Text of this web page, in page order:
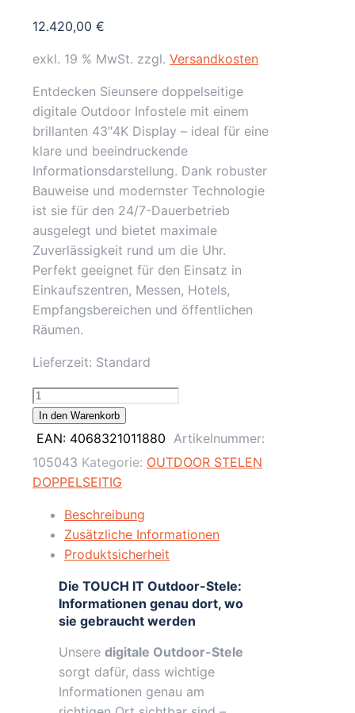
12.420,00 €
exkl. 19 % MwSt. zzgl. Versandkosten
Entdecken Sieunsere doppelseitige
digitale Outdoor Infostele mit einem
brillanten 43″4K Display – ideal für eine
klare und beeindruckende
Informationsdarstellung. Dank robuster
Bauweise und modernster Technologie
ist sie für den 24/7-Dauerbetrieb
ausgelegt und bietet maximale
Zuverlässigkeit rund um die Uhr.
Perfekt geeignet für den Einsatz in
Einkaufszentren, Messen, Hotels,
Empfangsbereichen und öffentlichen
Räumen.
Lieferzeit: Standard
43"
Digitale
Outdoor
Doppelseitig,
Signage
Touch
Display
Ekiosk
In den Warenkorb
EAN: 4068321011880 Artikelnummer:
105043 Kategorie: OUTDOOR STELEN
DOPPELSEITIG
Beschreibung
Zusätzliche Informationen
Produktsicherheit
Die TOUCH IT Outdoor-Stele:
Informationen genau dort, wo
sie gebraucht werden
Unsere digitale Outdoor-Stele
sorgt dafür, dass wichtige
Informationen genau am